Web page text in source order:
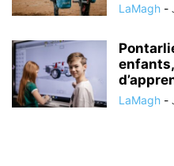
LaMagh -
LaMagh -